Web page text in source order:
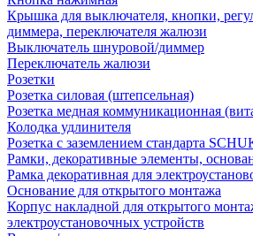
Крышка для выключателя, кнопки,
диммера, переключателя жалюзи
Выключатель шнуровой/диммер
Переключатель жалюзи
Розетки
Розетка силовая (штепсельная)
Розетка медная коммуникационная
Колодка удлинителя
Розетка с заземлением стандарта
Рамки, декоративные элементы,
Рамка декоративная для
Основание для открытого монтажа
Корпус накладной для открытого
электроустановочных устройств